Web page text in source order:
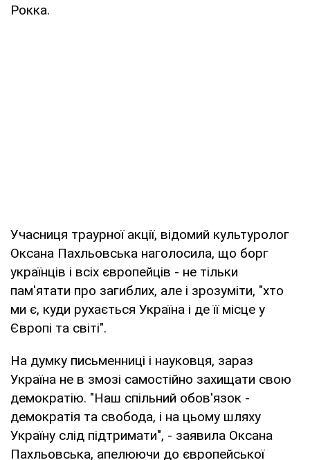
Рокка.
Учасниця траурної акції, відомий культуролог
Оксана Пахльовська наголосила, що борг
українців і всіх європейців - не тільки
пам'ятати про загиблих, але і зрозуміти, "хто
ми є, куди рухається Україна і де її місце у
Європі та світі".
На думку письменниці і науковця, зараз
Україна не в змозі самостійно захищати свою
демократію. "Наш спільний обов'язок -
демократія та свобода, і на цьому шляху
Україну слід підтримати", - заявила Оксана
Пахльовська, апелюючи до європейської